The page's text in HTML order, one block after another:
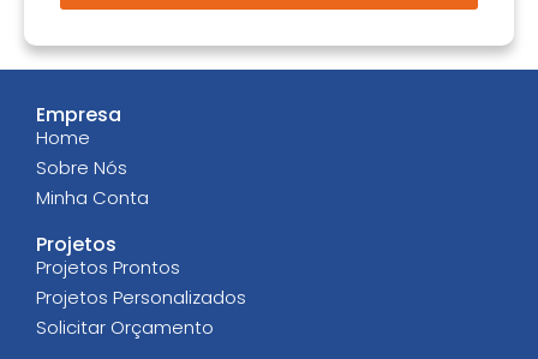
Projetos
Projetos Prontos
Projetos Personalizados
Solicitar Orçamento
Empresa
Home
Sobre Nós
Minha Conta